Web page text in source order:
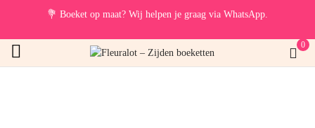
💐 Boeket op maat? Wij helpen je graag via WhatsApp.
0